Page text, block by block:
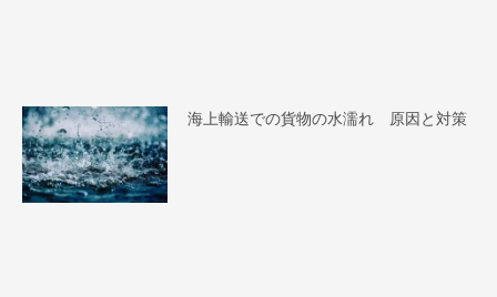
海上輸送での貨物の水濡れ 原因と対策